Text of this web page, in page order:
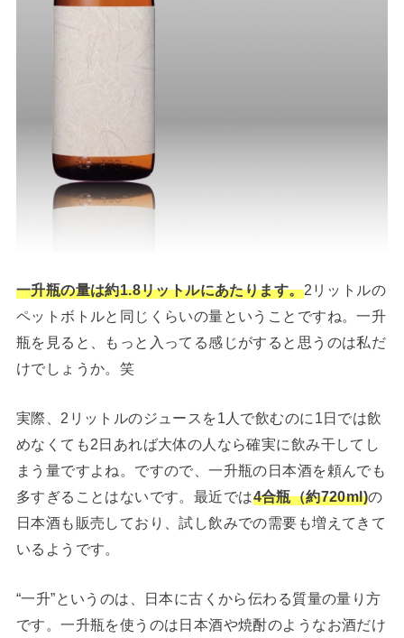
一升瓶の量は約1.8リットルにあたります。2リットルの
ペットボトルと同じくらいの量ということですね。一升
瓶を見ると、もっと入ってる感じがすると思うのは私だ
けでしょうか。笑
実際、2リットルのジュースを1人で飲むのに1日では飲
めなくても2日あれば大体の人なら確実に飲み干してし
まう量ですよね。ですので、一升瓶の日本酒を頼んでも
多すぎることはないです。最近では4合瓶（約720ml)の
日本酒も販売しており、試し飲みでの需要も増えてきて
いるようです。
“一升”というのは、日本に古くから伝わる質量の量り方
です。一升瓶を使うのは日本酒や焼酎のようなお酒だけ